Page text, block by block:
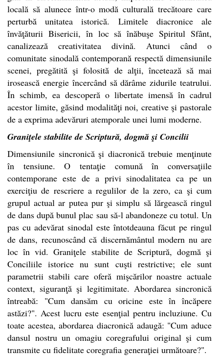
locală să alunece într-o modă culturală trecătoare care
perturbă unitatea istorică. Limitele diacronice ale
învăţăturii Bisericii, în loc să înăbuşe Spiritul Sfânt,
canalizează creativitatea divină. Atunci când o
comunitate sinodală contemporană respectă dimensiunile
scenei, pregătită şi folosită de alţii, încetează să mai
irosească energie încercând să dărâme zidurile teatrului.
În schimb, ea descoperă o libertate imensă în cadrul
acestor limite, găsind modalităţi noi, creative şi pastorale
de a exprima adevăruri atemporale unei lumi moderne.
Graniţele stabilite de Scriptură, dogmă şi Concilii
Dimensiunile sincronică şi diacronică trebuie menţinute
în tensiune. O tentaţie comună în conversaţiile
contemporane este de a privi sinodalitatea ca pe un
exerciţiu de rescriere a regulilor de la zero, ca şi cum
grupul actual ar putea pur şi simplu să lărgească ringul
de dans după bunul plac sau să-l abandoneze cu totul. Un
pas cu adevărat sinodal este întotdeauna făcut pe ringul
de dans, recunoscând că discernământul modern nu are
loc în vid. Graniţele stabilite de Scriptură, dogmă şi
Conciliile istorice nu sunt cuşti restrictive; ele sunt
parametrii stabili care oferă mişcărilor noastre actuale
context, siguranţă şi legitimitate. Abordarea sincronică
întreabă: "Cum dansăm cu oricine este în încăpere
astăzi?". Acest lucru este esenţial pentru incluziune. Cu
toate acestea, abordarea diacronică adaugă: "Cum aduce
dansul nostru un omagiu coregrafului original şi cum
transmite cu fidelitate coregrafia generaţiei următoare?".